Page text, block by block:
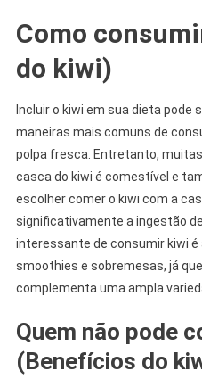
Como
do kiwi)
Incluir o kiwi em sua dieta pode
maneiras mais comuns de
polpa fresca. Entretanto,
casca do kiwi é comestível e
escolher comer o kiwi com a
significativamente a ingestão
interessante de consumir kiwi é
smoothies e sobremesas, já
complementa uma ampla
Quem não pode
(Benefícios do